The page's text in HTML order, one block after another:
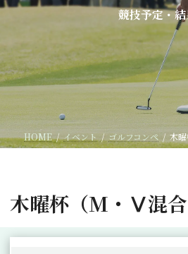
競技予定・
HOME イベント ゴルフコンペ 木
木曜杯（M・Ⅴ混合